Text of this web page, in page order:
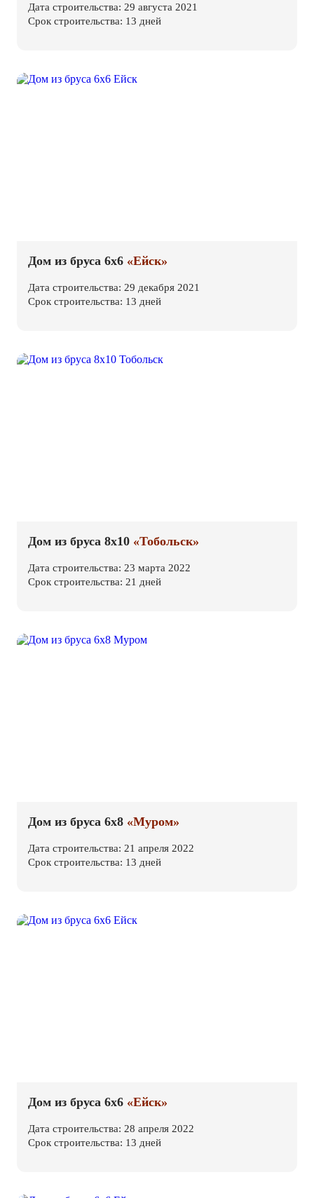
Дата строительства: 29 августа 2021
Срок строительства: 13 дней
Дом из бруса 6х6 «Ейск»
Дата строительства: 29 декабря 2021
Срок строительства: 13 дней
Дом из бруса 8х10 «Тобольск»
Дата строительства: 23 марта 2022
Срок строительства: 21 дней
Дом из бруса 6х8 «Муром»
Дата строительства: 21 апреля 2022
Срок строительства: 13 дней
Дом из бруса 6х6 «Ейск»
Дата строительства: 28 апреля 2022
Срок строительства: 13 дней